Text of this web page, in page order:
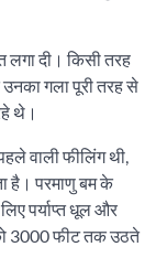
दी। किसी तरह
गला पूरी तरह से
थे।
वाली फीलिंग थी,
है। परमाणु बम के
पर्याप्त धूल और
3000 फीट तक उठते